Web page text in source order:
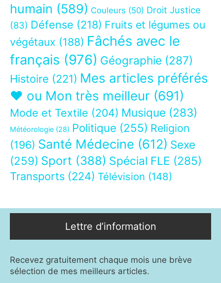
humain (589) Couleurs (50) Droit Justice
(83) Défense (218) Fruits et légumes ou
végétaux (188) Fâchés avec le
français (976) Géographie (287)
Histoire (221) Mes articles préférés
❤ ou Mon très meilleur (691)
Mode et Textile (204) Musique (283)
Météorologie (28) Politique (255) Religion
(196) Santé Médecine (612) Sexe
(259) Sport (388) Spécial FLE (285)
Transports (224) Télévision (148)
Lettre d’information
Recevez gratuitement chaque mois une brève
sélection de mes meilleurs articles.